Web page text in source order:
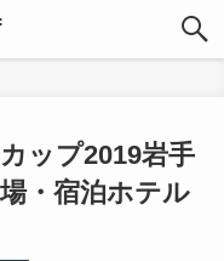
ップ2019岩手
・宿泊ホテル